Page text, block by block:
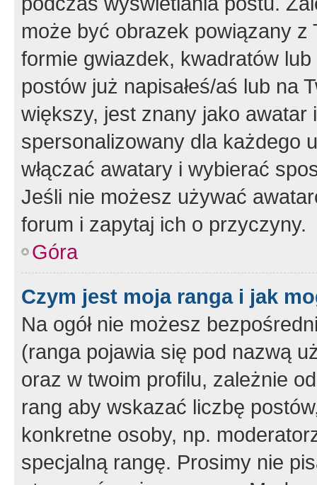
może być obrazek powiązany z
formie gwiazdek, kwadratów
postów już napisałeś/aś lub na
większy, jest znany jako
spersonalizowany dla każdego
włączać awatary i wybierać
Jeśli nie możesz używać
forum i zapytaj ich o przyczyny.
Góra
Czym jest moja ranga i jak
Na ogół nie możesz
(ranga pojawia się pod nazwą
oraz w twoim profilu, zależnie
rang aby wskazać liczbę
konkretne osoby, np.
specjalną rangę. Prosimy nie